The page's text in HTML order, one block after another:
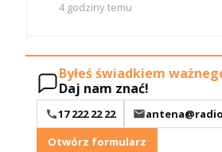
4 godziny temu
Byłeś świadkiem
Daj nam znać!
17 222 22 22
Otwórz formularz